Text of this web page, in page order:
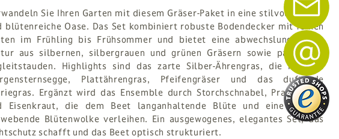
Sie Ihren Garten mit diesem Gräser-Paket in eine stilvolle, duft-
blütenreiche Oase. Das Set kombiniert robuste Bodendecker mit feinen
im Frühling bis Frühsommer und bietet eine abwechslungsreiche
aus silbernen, silbergrauen und grünen Gräsern sowie passenden
Highlights sind das zarte Silber-Ährengras, die kräftige
Plattährengras, Pfeifengräser und das duftende
Ergänzt wird das Ensemble durch Storchschnabel, Prachtkerze
Eisenkraut, die dem Beet langanhaltende Blüte und eine leichte,
Blütenwolke verleihen. Ein ausgewogenes, elegantes Set, das
schafft und das Beet optisch strukturiert.